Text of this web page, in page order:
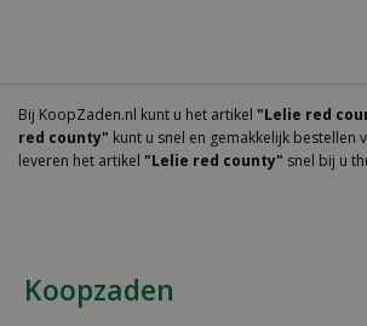
Bij KoopZaden.nl kunt u het artikel "Lelie red
red county" kunt u snel en gemakkelijk bestellen
leveren het artikel "Lelie red county" snel bij u
Koopzaden